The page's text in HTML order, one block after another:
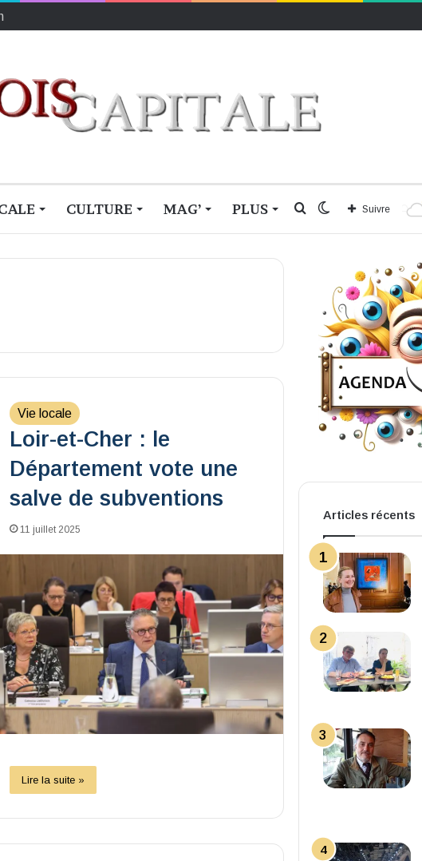
Mathilde Desjonquères
CULTURE MAG’ PLUS Suivre
Switch
Rechercher
Vie locale
Loir-et-Cher : le
Département vote une
salve de subventions
11 juillet 2025
Lire la suite »
Articles récents